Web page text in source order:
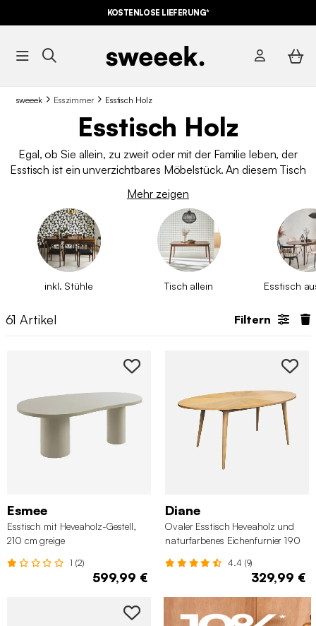
KOSTENLOSE LIEFERUNG*
sweeek Esszimmer Esstisch Holz
Esstisch Holz
Egal, ob Sie allein, zu zweit oder mit der Familie leben, der
Esstisch ist ein unverzichtbares Möbelstück. An diesem Tisch
kleine und große Gespräche geführt. Der
ist zeitlos und passt
zu jedem Einrichtungsstil.
Mehr zeigen
inkl. Stühle Tisch allein Esstisch
61 Artikel Filtern
Esmee
Esstisch mit Heveaholz-Gestell,
210 cm greige
1 (2)
599,99 €
Diane
Ovaler Esstisch Heveaholz und
naturfarbenes Eichenfurnier 190
4.4 (9)
329,99 €